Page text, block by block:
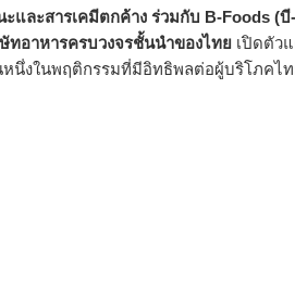
ละสารเคมีตกค้าง ร่วมกับ B-Foods (
ทอาหารครบวงจรชั้นนำของไทย เปิดตัว
ป็นหนึ่งในพฤติกรรมที่มีอิทธิพลต่อผู้บริโภค